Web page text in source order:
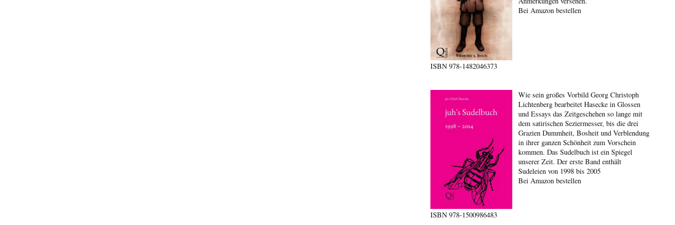
ISBN978-1482046373
Bei Amazon bestellen
ISBN978-1500986483
Wie sein großes Vorbild Georg Christoph
Lichtenberg bearbeitet Hasecke in Glossen
und Essays das Zeitgeschehen so lange mit
dem satirischen Seziermesser, bis die drei
Grazien Dummheit, Bosheit und Verblendung
in ihrer ganzen Schönheit zum Vorschein
kommen. Das Sudelbuch ist ein Spiegel
unserer Zeit. Der erste Band enthält
Sudeleien von 1998 bis 2005
Bei Amazon bestellen